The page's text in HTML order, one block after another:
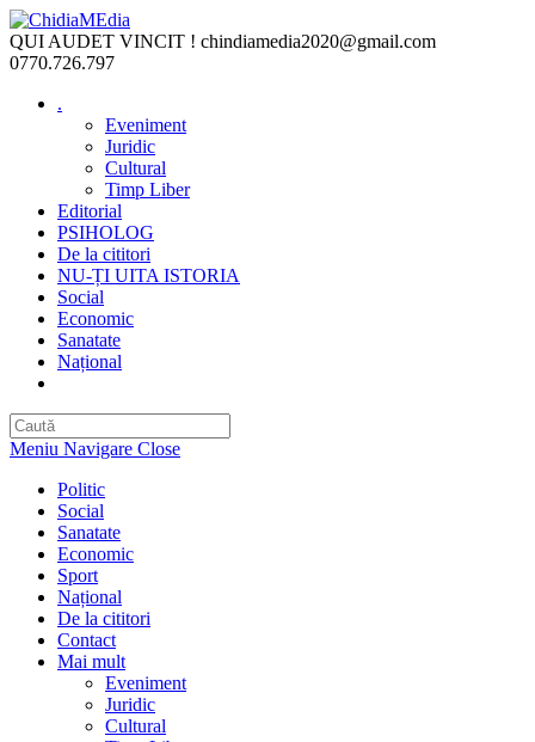
Skip
to
content
QUI AUDET VINCIT ! chindiamedia2020@gmail.com
0770.726.797
.
Eveniment
Juridic
Cultural
Timp Liber
Editorial
PSIHOLOG
De la cititori
NU-ȚI UITA ISTORIA
Social
Economic
Sanatate
Național
Meniu Navigare Close
Politic
Social
Sanatate
Economic
Sport
Național
De la cititori
Contact
Mai mult
Eveniment
Juridic
Cultural